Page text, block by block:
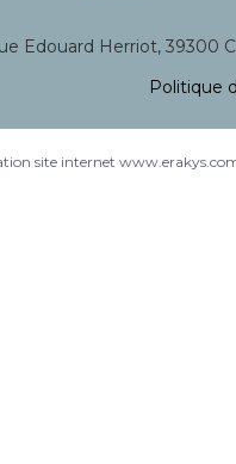
Edouard Herriot, 39300
Politique
site internet